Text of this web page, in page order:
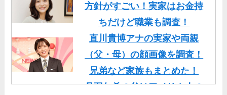
方針がすごい！実家はお金持
ちだけど職業も調査！
直川貴博アナの実家や両親
（父・母）の顔画像を調査！
兄弟など家族もまとめた！
丹羽仁希の父はアメリカ人の